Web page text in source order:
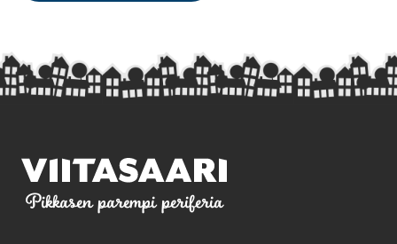
Pikkasen parempi periferia